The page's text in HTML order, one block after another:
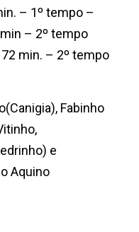
– 1º tempo –
– 2º tempo
min. – 2º tempo
Fabinho
e
Aquino